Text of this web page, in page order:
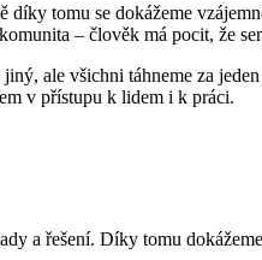
tomu se dokážeme
– člověk má pocit, že
ale všichni táhneme za
v přístupu k lidem i k práci.
a řešení. Díky tomu